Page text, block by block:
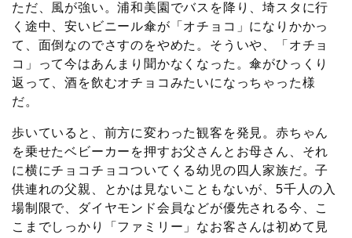
ただ、風が強い。浦和美園でバスを降り、埼スタに行
く途中、安いビニール傘が「オチョコ」になりかかっ
て、面倒なのでさすのをやめた。そういや、「オチョ
コ」って今はあんまり聞かなくなった。傘がひっくり
返って、酒を飲むオチョコみたいになっちゃった様
だ。
歩いていると、前方に変わった観客を発見。赤ちゃん
を乗せたベビーカーを押すお父さんとお母さん、それ
に横にチョコチョコついてくる幼児の四人家族だ。子
供連れの父親、とかは見ないこともないが、5千人の入
場制限で、ダイヤモンド会員などが優先される今、こ
こまでしっかり「ファミリー」なお客さんは初めて見